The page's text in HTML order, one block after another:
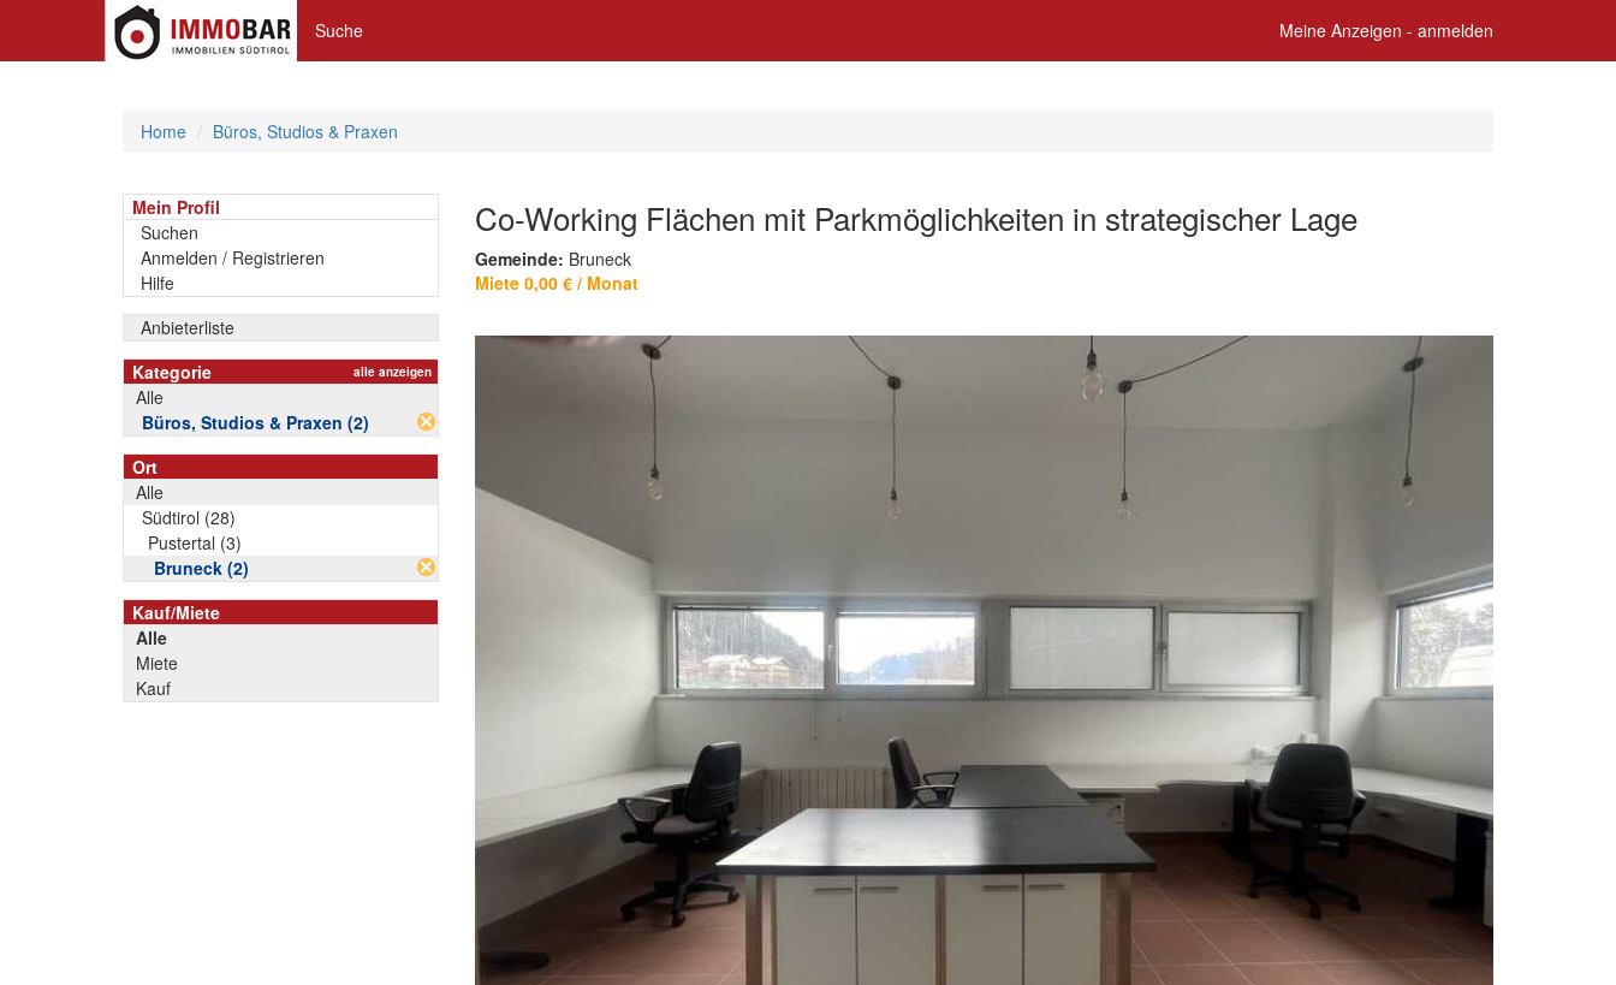
Suche Meine Anzeigen - anmelden
Home Büros, Studios & Praxen
Mein Profil
Suchen
Anmelden / Registrieren
Hilfe
Anbieterliste
Kategorie
alle anzeigen
Alle
Büros, Studios & Praxen (2)
Ort
Alle
Südtirol (28)
Pustertal (3)
Bruneck (2)
Kauf/Miete
Alle
Miete
Kauf
Co-Working Flächen mit Parkmöglichkeiten in strategischer Lage
Gemeinde: Bruneck
Miete 0,00 € / Monat